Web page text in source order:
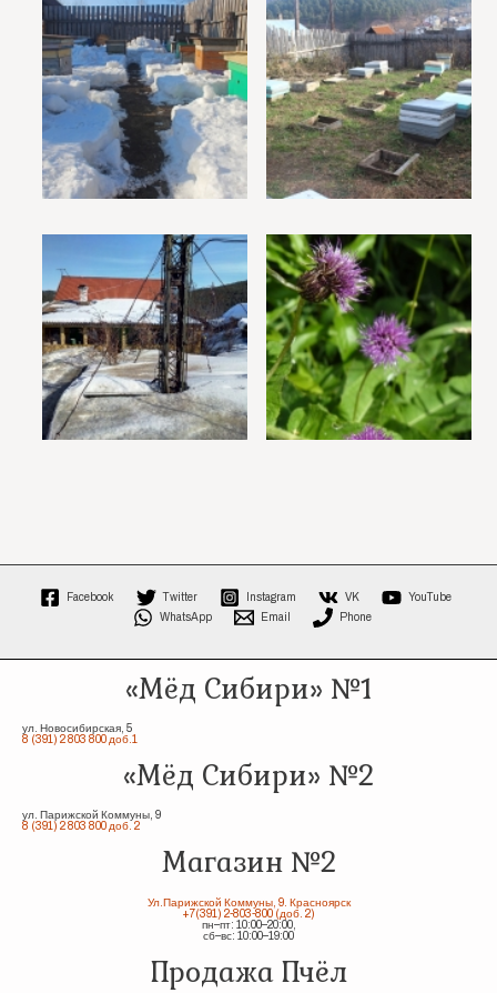
Facebook Twitter Instagram VK
YouTube
WhatsApp
Email Phone
«Мёд Сибири» №1
ул. Новосибирская, 5
8 (391) 2 803 800 доб.1
«Мёд Сибири» №2
ул. Парижской Коммуны, 9
8 (391) 2 803 800 доб. 2
Магазин №2
Ул.Парижской Коммуны, 9. Красноярск
+7(391) 2-803-800 (доб. 2)
пн–пт: 10:00–20:00,
сб–вс: 10:00–19:00
Продажа Пчёл